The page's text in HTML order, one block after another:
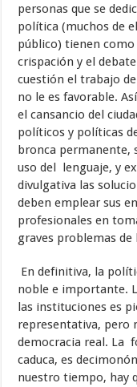
personas que se
política (muchos de
público) tienen
crispación y el
cuestión el trabajo
no le es favorable.
el cansancio del
políticos y políticas
bronca permanente,
uso del lenguaje, y
divulgativa las
deben emplear sus
profesionales en
graves problemas de
En definitiva, la
noble e importante.
las instituciones es
representativa, pero
democracia real. La
caduca, es
nuestro tiempo, hay